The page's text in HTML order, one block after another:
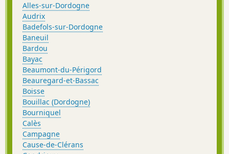
Alles-sur-Dordogne
Audrix
Badefols-sur-Dordogne
Baneuil
Bardou
Bayac
Beaumont-du-Périgord
Beauregard-et-Bassac
Boisse
Bouillac (Dordogne)
Bourniquel
Calès
Campagne
Cause-de-Clérans